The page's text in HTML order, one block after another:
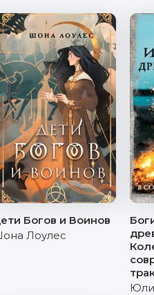
Богов и Воинов
Лоулес